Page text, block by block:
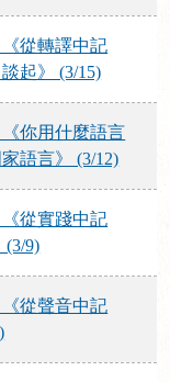
《從轉譯中記
起》 (3/15)
《你用什麼語言
語言》 (3/12)
《從實踐中記
(3/9)
《從聲音中記